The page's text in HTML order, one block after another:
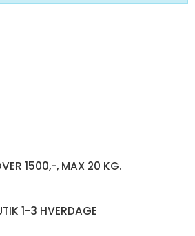
1500,-, MAX 20 KG.
1-3 HVERDAGE